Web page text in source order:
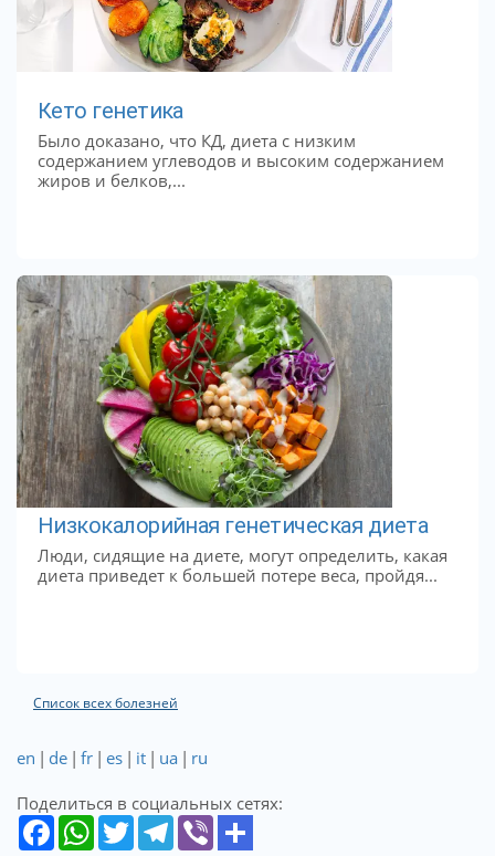
Кето генетика
Было доказано, что КД, диета с низким
содержанием углеводов и высоким содержанием
жиров и белков,...
Низкокалорийная генетическая диета
Люди, сидящие на диете, могут определить, какая
диета приведет к большей потере веса, пройдя...
Список всех болезней
en | de | fr | es | it | ua | ru
Поделиться в социальных сетях: